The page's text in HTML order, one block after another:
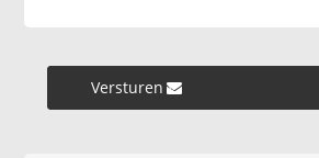
Versturen »